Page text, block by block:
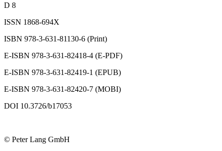
D 8
ISSN 1868-694X
ISBN 978-3-631-81130-6 (Print)
E-ISBN 978-3-631-82418-4 (E-PDF)
E-ISBN 978-3-631-82419-1 (EPUB)
E-ISBN 978-3-631-82420-7 (MOBI)
DOI 10.3726/b17053
© Peter Lang GmbH